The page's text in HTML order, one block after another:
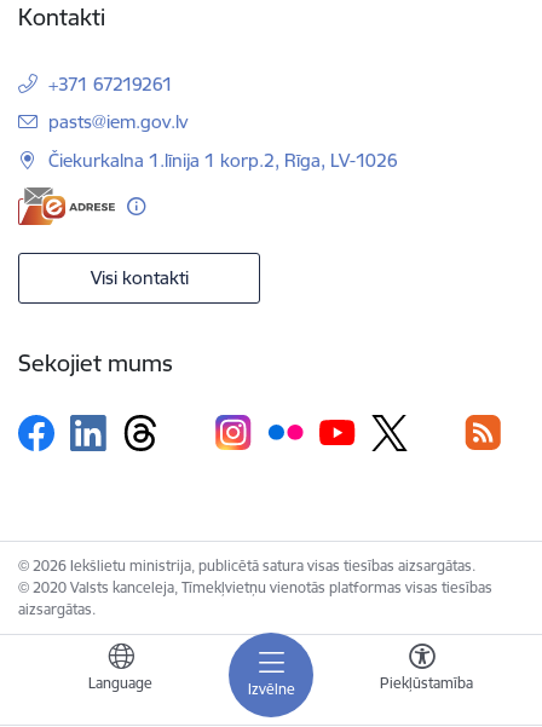
Izvēlne
Language Piekļūstamība
Kontakti
+371 67219261
E-pasts:
pasts@iem.gov.lv
Čiekurkalna 1.līnija 1 korp.2, Rīga, LV-1026
Visi kontakti
Sekojiet mums
© 2026 Iekšlietu ministrija, publicētā satura visas tiesības aizsargātas.
© 2020 Valsts kanceleja, Tīmekļvietņu vienotās platformas visas tiesības
aizsargātas.